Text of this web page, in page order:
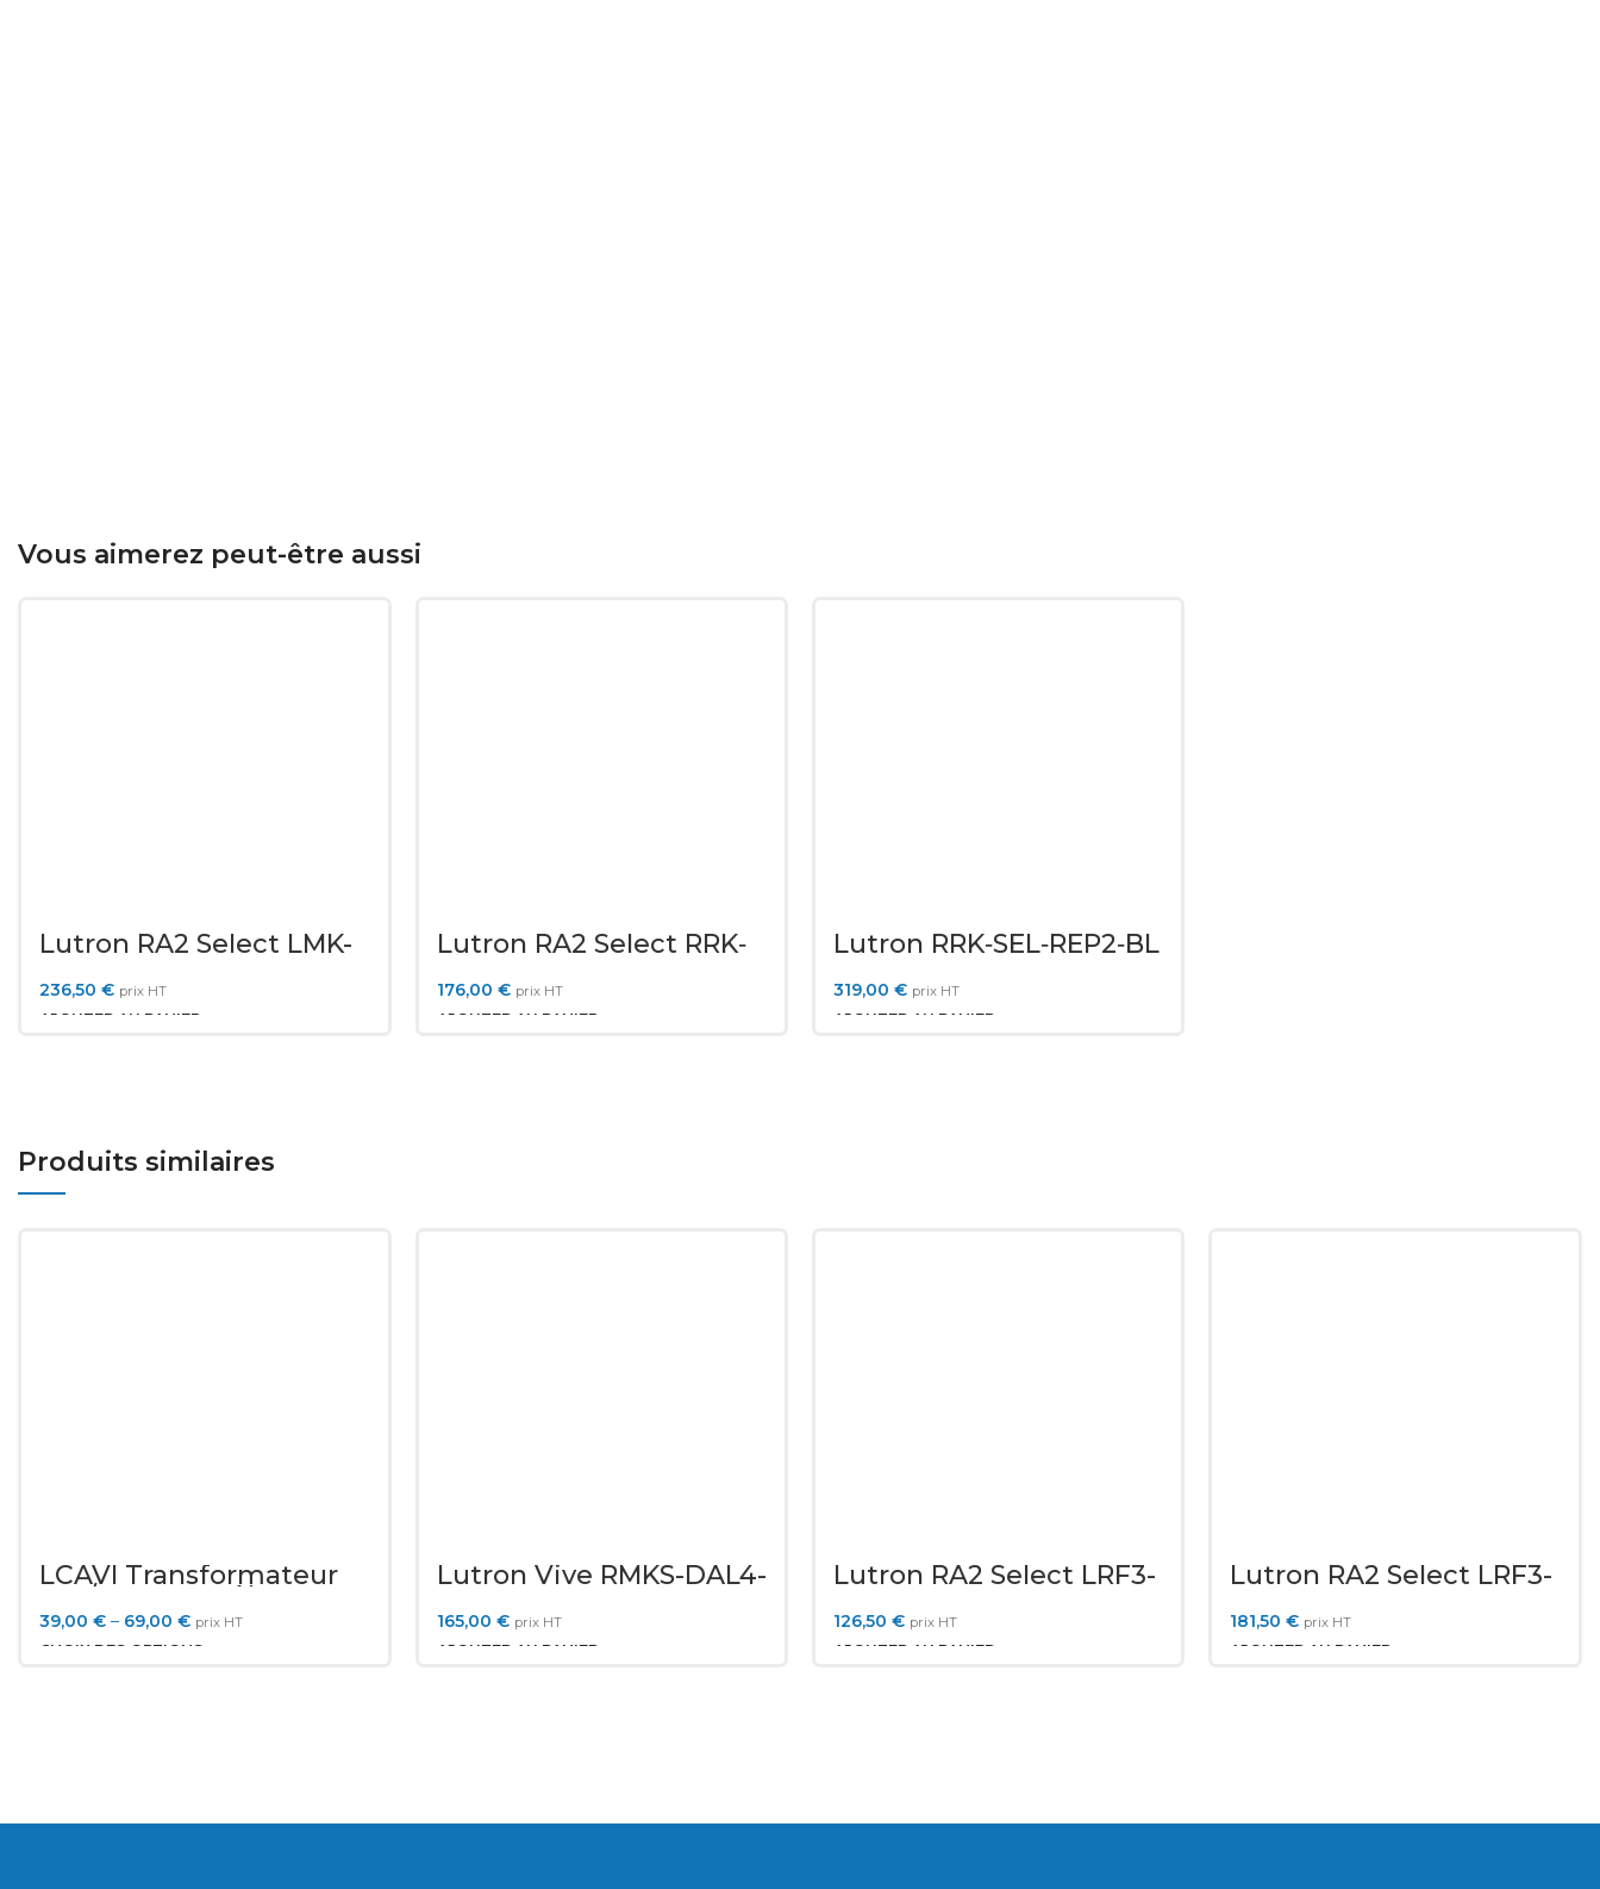
Vous aimerez peut-être aussi
Lutron RA2 Select LMK-
236,50€ prix HT
AJOUTER AU PANIER
Lutron RA2 Select RRK‐
176,00 € prix HT
AJOUTER AU PANIER
Lutron RRK‐SEL‐REP2‐BL
319,00 € prix HT
AJOUTER AU PANIER
Produits similaires
LCAVI Transformateur
230/24V Contrôle
d’éclairage de Gradation
2 en 1 TRIAC et 0-10V
39,00€ – 69,00€ prix HT
CHOIX DES OPTIONS
Lutron Vive RMKS-DAL4-
165,00 € prix HT
AJOUTER AU PANIER
Lutron RA2 Select LRF3-
126,50 € prix HT
AJOUTER AU PANIER
Lutron RA2 Select LRF3-
181,50€ prix HT
AJOUTER AU PANIER